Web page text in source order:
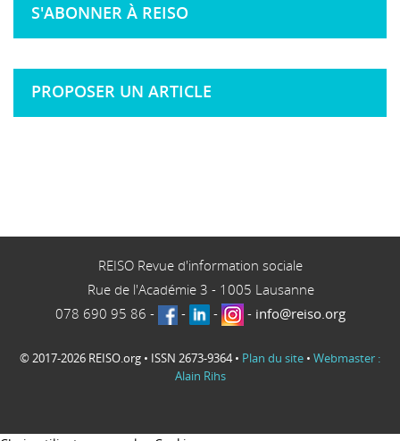
S'ABONNER À REISO
PROPOSER UN ARTICLE
REISO Revue d'information sociale
Rue de l'Académie 3 - 1005 Lausanne
078 690 95 86 - - - - info@reiso.org
© 2017-2026 REISO.org • ISSN 2673-9364 • Plan du site • Webmaster :
Alain Rihs